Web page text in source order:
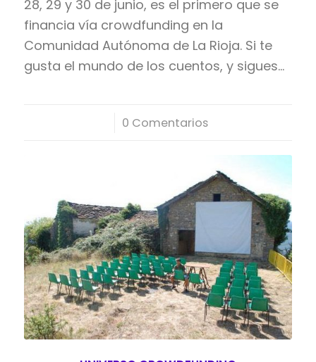
28, 29 y 30 de junio, es el primero que se
financia vía crowdfunding en la
Comunidad Autónoma de La Rioja. Si te
gusta el mundo de los cuentos, y sigues…
0 Comentarios